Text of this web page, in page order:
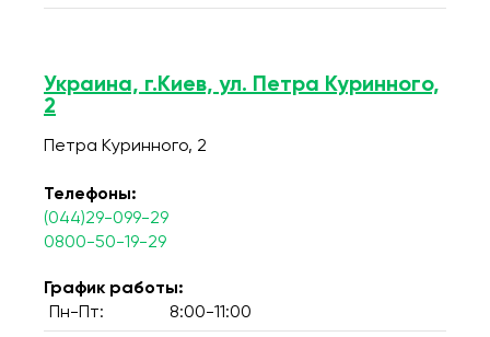
Украина, г.Киев, ул. Петра Куринного,
2
Петра Куринного, 2
Телефоны:
(044)29-099-29
0800-50-19-29
График работы:
Пн-Пт:
8:00-11:00